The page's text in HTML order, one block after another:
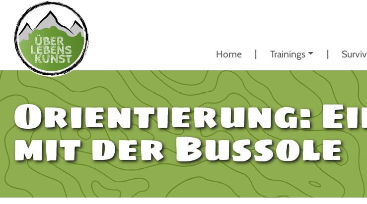
Home Trainings
Orientierung:
mit der Bussole